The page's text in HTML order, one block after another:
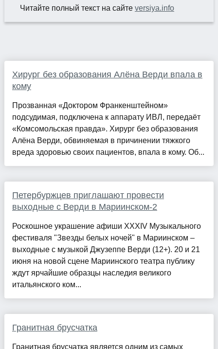
Читайте полный текст на сайте versiya.info
Хирург без образования Алёна Верди впала в
кому
Прозванная «Доктором Франкенштейном»
подсудимая, подключена к аппарату ИВЛ, передаёт
«Комсомольская правда». Хирург без образования
Алёна Верди, обвиняемая в причинении тяжкого
вреда здоровью своих пациентов, впала в кому. Об...
Петербуржцев приглашают провести
выходные с Верди в Мариинском-2
Роскошное украшение афиши XXXIV Музыкального
фестиваля "Звезды белых ночей" в Мариинском –
выходные с музыкой Джузеппе Верди (12+). 20 и 21
июня на новой сцене Мариинского театра публику
ждут ярчайшие образцы наследия великого
итальянского ком...
Гранитная брусчатка
Гранитная брусчатка является одним из самых